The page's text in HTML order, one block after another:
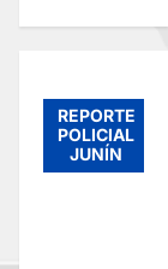
REPORTE
POLICIAL
JUNÍN